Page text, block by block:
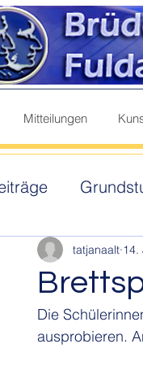
Mitteilungen
tatjanaalt 14.
Die
ausprobieren.